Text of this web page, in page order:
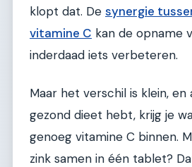
klopt dat. De synergie
vitamine C kan de opname
inderdaad iets verbeteren.
Maar het verschil is klein, en
gezond dieet hebt, krijg je
genoeg vitamine C binnen.
zink samen in één tablet?